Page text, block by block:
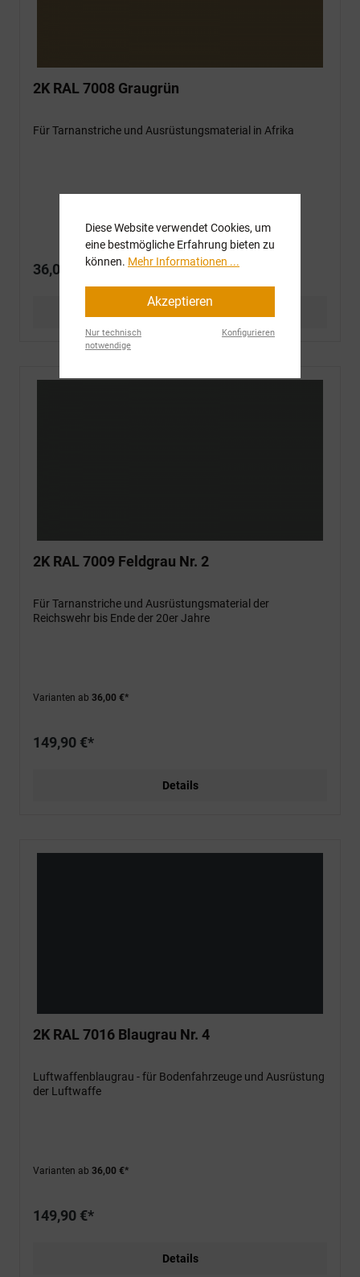
2K RAL 7008 Graugrün
Für Tarnanstriche und Ausrüstungsmaterial in Afrika
36,00 €*
Details
2K RAL 7009 Feldgrau Nr. 2
Für Tarnanstriche und Ausrüstungsmaterial der
Reichswehr bis Ende der 20er Jahre
Varianten ab 36,00 €*
149,90 €*
Details
2K RAL 7016 Blaugrau Nr. 4
Luftwaffenblaugrau - für Bodenfahrzeuge und Ausrüstung
der Luftwaffe
Varianten ab 36,00 €*
149,90 €*
Details
Diese Website verwendet Cookies, um
eine bestmögliche Erfahrung bieten zu
können. Mehr Informationen ...
Akzeptieren
Nur technisch
notwendige
Konfigurieren